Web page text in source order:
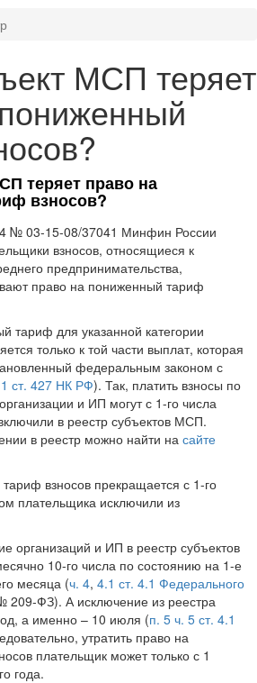
МСП теряет
теряет право на
взносов?
№ 03-15-08/37041 Минфин России
взносов, относящиеся к
предпринимательства,
право на пониженный тариф
тариф для указанной категории
только к той части выплат, которая
федеральным законом с
ст. 427 НК РФ). Так, платить взносы по
и ИП могут с 1-го числа
в реестр субъектов МСП.
в реестр можно найти на сайте
взносов прекращается с 1-го
плательщика исключили из
организаций и ИП в реестр субъектов
10-го числа по состоянию на 1-е
месяца (ч. 4, 4.1 ст. 4.1 Федерального
209-ФЗ). А исключение из реестра
а именно – 10 июля (п. 5 ч. 5 ст. 4.1
утратить право на
плательщик может только с 1
года.